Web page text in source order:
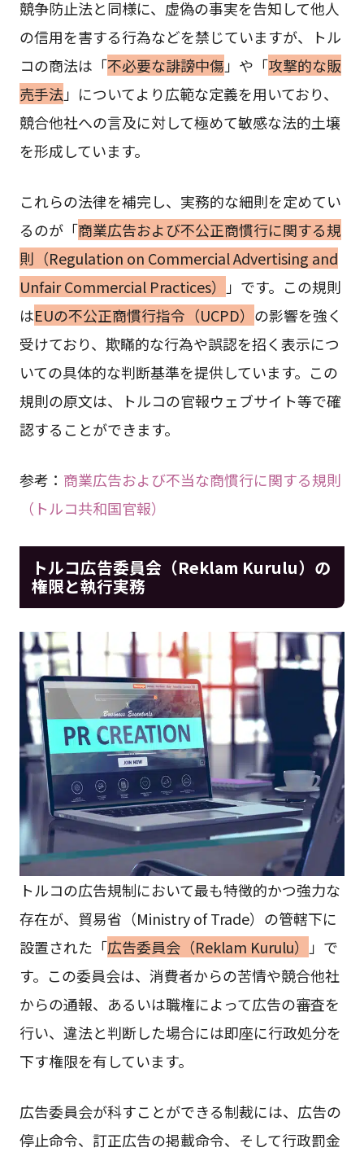
競争防止法と同様に、虚偽の事実を告知して他人
の信用を害する行為などを禁じていますが、トル
コの商法は「不必要な誹謗中傷 」や「攻撃的な販
売手法」についてより広範な定義を用いており、
競合他社への言及に対して極めて敏感な法的土壌
を形成しています。
これらの法律を補完し、実務的な細則を定めてい
るのが「商業広告および不公正商慣行に関する規
則（Regulation on Commercial Advertising and
Unfair Commercial Practices）
」です。この規則
はEUの不公正商慣行指令（UCPD） の影響を強く
受けており、欺瞞的な行為や誤認を招く表示につ
いての具体的な判断基準を提供しています。この
規則の原文は、トルコの官報ウェブサイト等で確
認することができます。
参考： 商業広告および不当な商慣行に関する規則
（トルコ共和国官報）
トルコ広告委員会（Reklam Kurulu）の
権限と執行実務
トルコの広告規制において最も特徴的かつ強力な
存在が、貿易省（Ministry of Trade）の管轄下に
設置された「広告委員会（Reklam Kurulu） 」で
す。この委員会は、消費者からの苦情や競合他社
からの通報、あるいは職権によって広告の審査を
行い、違法と判断した場合には即座に行政処分を
下す権限を有しています。
広告委員会が科すことができる制裁には、広告の
停止命令、訂正広告の掲載命令、そして行政罰金